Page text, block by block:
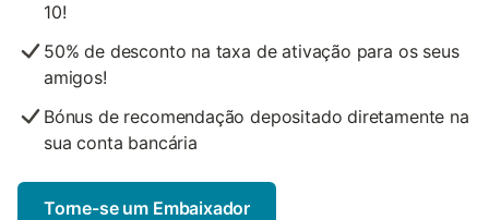
10!
50% de desconto na taxa de ativação para os seus
amigos!
Bónus de recomendação depositado diretamente na
sua conta bancária
Torne-se um Embaixador